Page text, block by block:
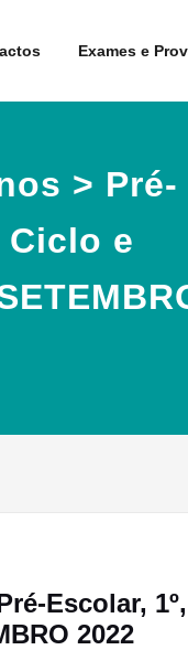
Exames e
> Pré-
Ciclo e
Escolar,
2022